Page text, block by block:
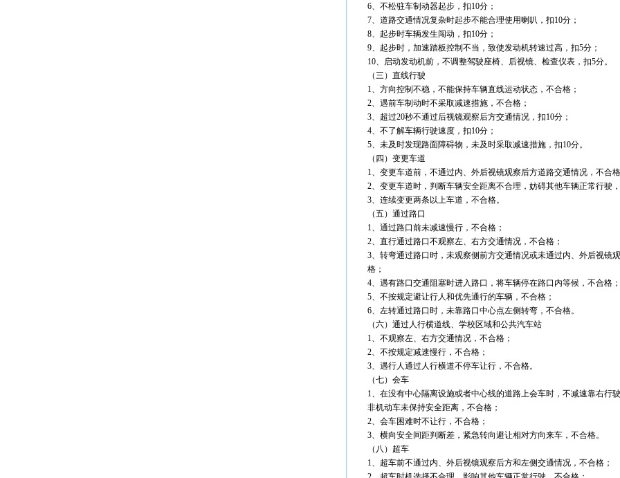
6、不松驻车制动器起步，扣10分；
7、道路交通情况复杂时起步不能合理使用喇叭，扣10分；
8、起步时车辆发生闯动，扣10分；
9、起步时，加速踏板控制不当，致使发动机转速过高，扣5分；
10、启动发动机前，不调整驾驶座椅、后视镜、检查仪表，扣5分。
（三）直线行驶
1、方向控制不稳，不能保持车辆直线运动状态，不合格；
2、遇前车制动时不采取减速措施，不合格；
3、超过20秒不通过后视镜观察后方交通情况，扣10分；
4、不了解车辆行驶速度，扣10分；
5、未及时发现路面障碍物，未及时采取减速措施，扣10分。
（四）变更车道
1、变更车道前，不通过内、外后视镜观察后方道路交通情况，不合
2、变更车道时，判断车辆安全距离不合理，妨碍其他车辆正常行驶
3、连续变更两条以上车道，不合格。
（五）通过路口
1、通过路口前未减速慢行，不合格；
2、直行通过路口不观察左、右方交通情况，不合格；
3、转弯通过路口时，未观察侧前方交通情况或未通过内、外后视镜
格；
4、遇有路口交通阻塞时进入路口，将车辆停在路口内等候，不合格；
5、不按规定避让行人和优先通行的车辆，不合格；
6、左转通过路口时，未靠路口中心点左侧转弯，不合格。
（六）通过人行横道线、学校区域和公共汽车站
1、不观察左、右方交通情况，不合格；
2、不按规定减速慢行，不合格；
3、遇行人通过人行横道不停车让行，不合格。
（七）会车
1、在没有中心隔离设施或者中心线的道路上会车时，不减速靠右行
非机动车未保持安全距离，不合格；
2、会车困难时不让行，不合格；
3、横向安全间距判断差，紧急转向避让相对方向来车，不合格。
（八）超车
1、超车前不通过内、外后视镜观察后方和左侧交通情况，不合格；